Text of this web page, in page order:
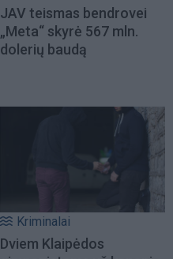
JAV teismas bendrovei
„Meta“ skyrė 567 mln.
dolerių baudą
Kriminalai
Dviem Klaipėdos